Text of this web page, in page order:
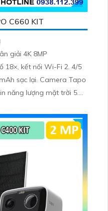
C660 KIT
giải 4K 8MP
18×, kết nối Wi-Fi 2. 4/5
sạc lại. Camera Tapo
năng lượng mặt trời 5.
512 GB